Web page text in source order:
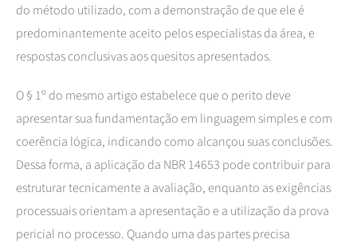
do método utilizado, com a demonstração de que ele é
predominantemente aceito pelos especialistas da área, e
respostas conclusivas aos quesitos apresentados.
O § 1º do mesmo artigo estabelece que o perito deve
apresentar sua fundamentação em linguagem simples e com
coerência lógica, indicando como alcançou suas conclusões.
Dessa forma, a aplicação da NBR 14653 pode contribuir para
estruturar tecnicamente a avaliação, enquanto as exigências
processuais orientam a apresentação e a utilização da prova
pericial no processo. Quando uma das partes precisa